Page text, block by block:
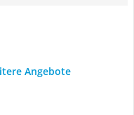
Angebote